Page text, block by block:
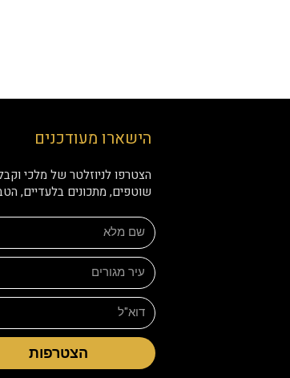
הישארו מעודכנים
הצטרפו לניוזלטר של מלכי
שוטפים, מתכונים בלעדיים,
הצטרפות